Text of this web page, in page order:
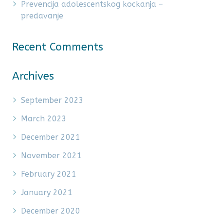
Prevencija adolescentskog kockanja –
predavanje
Recent Comments
Archives
September 2023
March 2023
December 2021
November 2021
February 2021
January 2021
December 2020